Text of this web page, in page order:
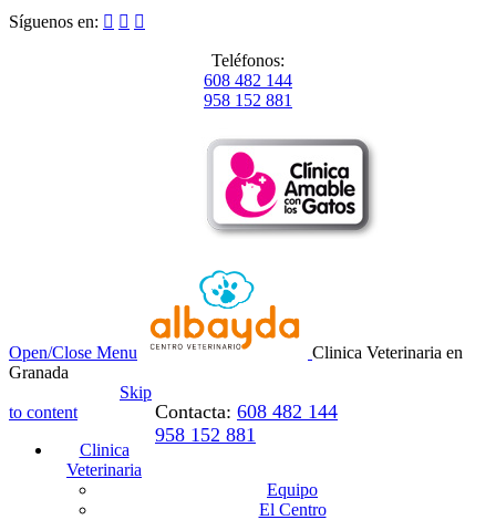
Síguenos en:   
Teléfonos:
608 482 144
958 152 881
Open/Close Menu
Clinica Veterinaria en
Granada
Contacta: 608 482 144
958 152 881
Skip
to content
Clinica
Veterinaria
Equipo
El Centro